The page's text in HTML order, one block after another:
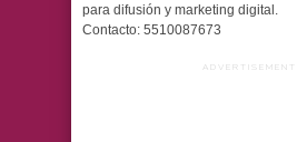
para difusión y marketing digital.
Contacto: 5510087673
ADVERTISEMENT